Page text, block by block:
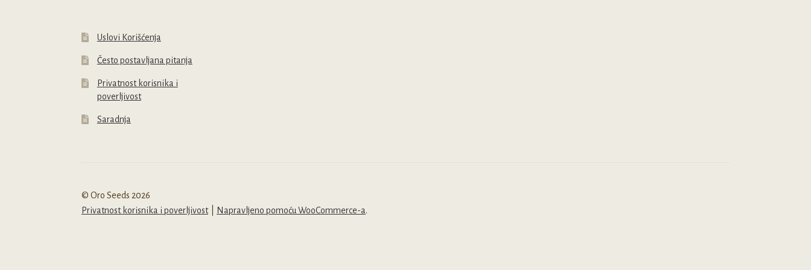
Uslovi Korišćenja
Često postavljana pitanja
Privatnost korisnika i
poverljivost
Saradnja
© Oro Seeds 2026
Privatnost korisnika i poverljivost
Napravljeno pomoću WooCommerce-a.